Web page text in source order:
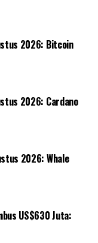
2026: Bitcoin
2026: Cardano
2026: Whale
US$630 Juta: